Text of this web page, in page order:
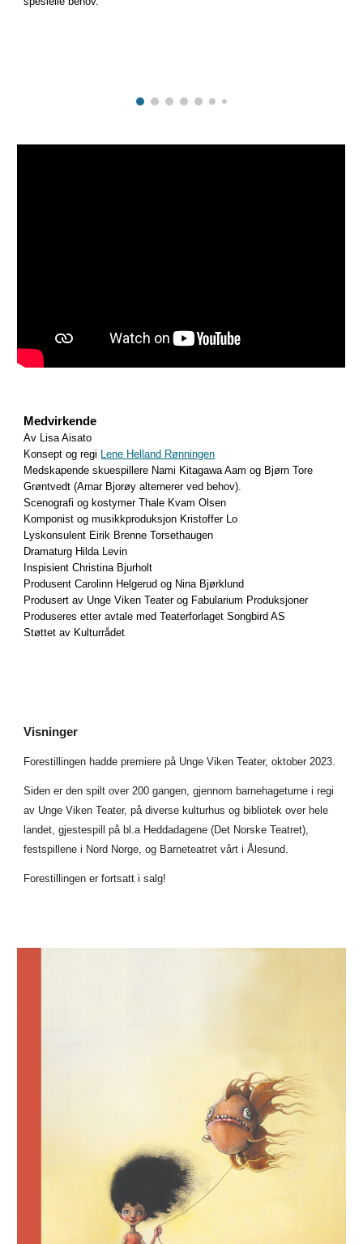
Medvirkende
Av Lisa Aisato
Konsept og regi
Lene Helland Rønningen
Medskapende skuespillere Nami Kitagawa Aam og Bjørn Tore
Grøntvedt (Arnar Bjorøy alternerer ved behov).
Scenografi og kostymer Thale Kvam Olsen
Komponist og musikkproduksjon Kristoffer Lo
Lyskonsulent Eirik Brenne Torsethaugen
Dramaturg Hilda Levin
Inspisient Christina Bjurholt
Produsent Carolinn Helgerud og Nina Bjørklund
Produsert av Unge Viken Teater og Fabularium Produksjoner
Produseres etter avtale med Teaterforlaget Songbird AS
Støttet av Kulturrådet
Visninger
Forestillingen hadde premiere på Unge Viken Teater, oktober 2023.
Siden er den spilt over 200 gangen, gjennom barnehageturne i regi
av Unge Viken Teater, på diverse kulturhus og bibliotek over hele
landet, gjestespill på bl.a Heddadagene (Det Norske Teatret),
festspillene i Nord Norge, og Barneteatret vårt i Ålesund.
Forestillingen er fortsatt i salg!